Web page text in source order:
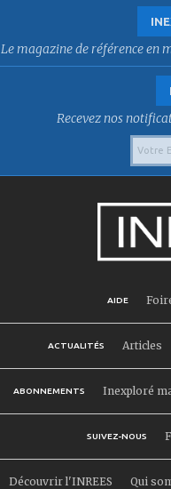
Le magazine de référence en
Recevez nos
AIDE
ACTUALITÉS Articles
ABONNEMENTS Inexploré
SUIVEZ-NOUS
Découvrir l'INREES Qui